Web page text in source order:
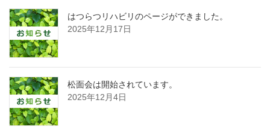
はつらつリハビリのページができました。
2025年12月17日
松面会は開始されています。
2025年12月4日